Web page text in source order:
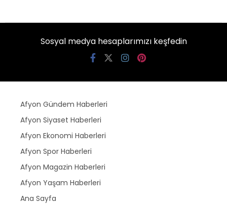
Sosyal medya hesaplarımızı keşfedin
Afyon Gündem Haberleri
Afyon Siyaset Haberleri
Afyon Ekonomi Haberleri
Afyon Spor Haberleri
Afyon Magazin Haberleri
Afyon Yaşam Haberleri
Ana Sayfa